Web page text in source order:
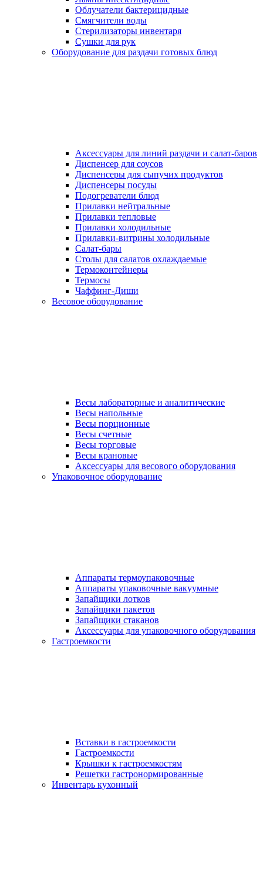
Облучатели бактерицидные
Смягчители воды
Стерилизаторы инвентаря
Сушки для рук
Оборудование для раздачи готовых блюд
Аксессуары для линий раздачи и салат-баров
Диспенсер для соусов
Диспенсеры для сыпучих продуктов
Диспенсеры посуды
Подогреватели блюд
Прилавки нейтральные
Прилавки тепловые
Прилавки холодильные
Прилавки-витрины холодильные
Салат-бары
Столы для салатов охлаждаемые
Термоконтейнеры
Термосы
Чаффинг-Диши
Весовое оборудование
Весы лабораторные и аналитические
Весы напольные
Весы порционные
Весы счетные
Весы торговые
Весы крановые
Аксессуары для весового оборудования
Упаковочное оборудование
Аппараты термоупаковочные
Аппараты упаковочные вакуумные
Запайщики лотков
Запайщики пакетов
Запайщики стаканов
Аксессуары для упаковочного оборудования
Гастроемкости
Вставки в гастроемкости
Гастроемкости
Крышки к гастроемкостям
Решетки гастронормированные
Инвентарь кухонный